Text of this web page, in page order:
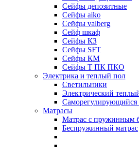
Сейфы депозитные
Сейфы aiko
Сейфы valberg
Сейф шкаф
Сейфы КЗ
Сейфы SFT
Сейфы КМ
Сейфы Т ПК ПКО
Электрика и теплый пол
Светильники
Электрический
Саморегулирующийся
Матрасы
Матрас с пружинным
Беспружинный матрас